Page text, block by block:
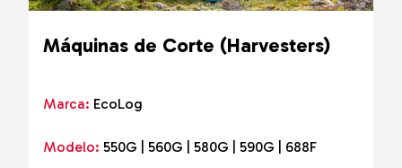
Máquinas de Corte (Harvesters)
Marca: EcoLog
Modelo: 550G | 560G | 580G | 590G | 688F